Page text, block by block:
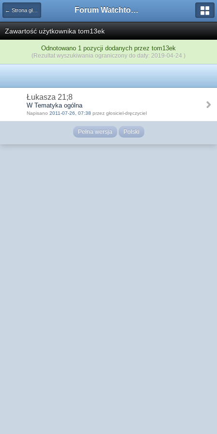
← Strona główna Forum Watchtower
Zawartość użytkownika tom13ek
Odnotowano 1 pozycji dodanych przez tom13ek
(Rezultat wyszukiwania ograniczony do daty: 2019-04-24 )
Łukasza 21;8
W Tematyka ogólna
Napisano 2011-07-26, 07:38 przez głosiciel-dręczyciel
Pełna wersja Polski